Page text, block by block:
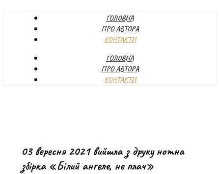
ГОЛОВНА
ПРО АВТОРА
КОНТАКТИ
ГОЛОВНА
ПРО АВТОРА
КОНТАКТИ
03 вересня 2021 вийшла з друку нотна
збірка «Білий ангеле, не плач»